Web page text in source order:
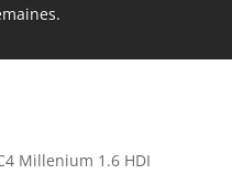
Millenium 1.6 HDI